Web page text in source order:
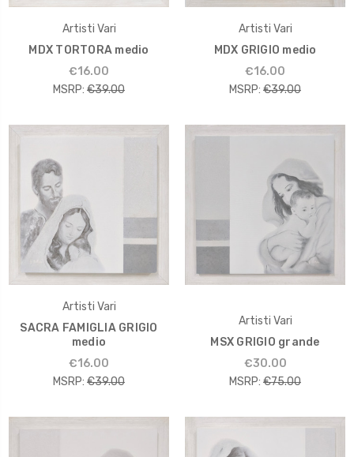
Artisti Vari
MDX TORTORA medio
€16.00
MSRP: €39.00
Artisti Vari
MDX GRIGIO medio
€16.00
MSRP: €39.00
Artisti Vari
SACRA FAMIGLIA GRIGIO
medio
€16.00
MSRP: €39.00
Artisti Vari
MSX GRIGIO grande
€30.00
MSRP: €75.00